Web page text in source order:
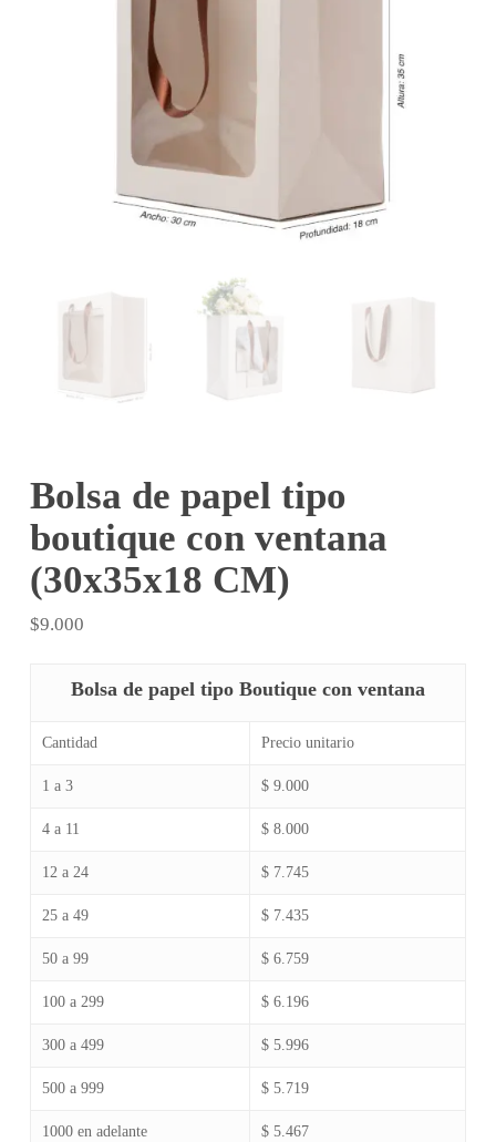
Bolsa de papel tipo
boutique con ventana
(30x35x18 CM)
$9.000
Bolsa de papel tipo Boutique con ventana
Cantidad Precio unitario
1 a 3 $ 9.000
4 a 11 $ 8.000
12 a 24 $ 7.745
25 a 49 $ 7.435
50 a 99 $ 6.759
100 a 299 $ 6.196
300 a 499 $ 5.996
500 a 999 $ 5.719
1000 en adelante $ 5.467